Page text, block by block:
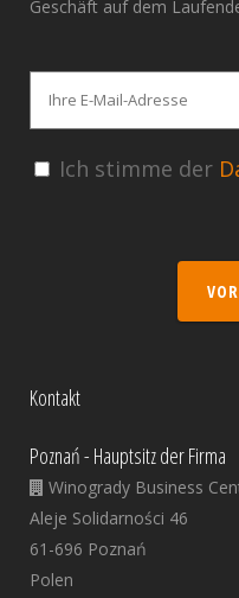
Geschäft auf dem
Ich stimme der
Kontakt
Poznań - Hauptsitz der Firma
Winogrady Business
Aleje Solidarności 46
61-696 Poznań
Polen